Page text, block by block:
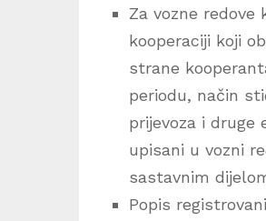
Za vozne redove
kooperaciji koji
strane
periodu, način
prijevoza i druge
upisani u vozni
sastavnim
Popis